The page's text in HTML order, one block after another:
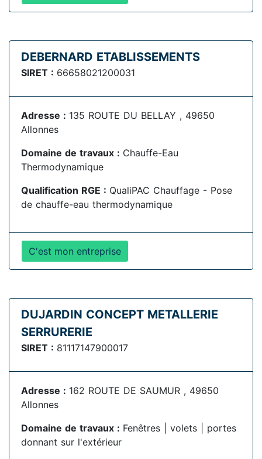
DEBERNARD ETABLISSEMENTS
SIRET : 66658021200031
Adresse : 135 ROUTE DU BELLAY , 49650
Allonnes
Domaine de travaux : Chauffe-Eau
Thermodynamique
Qualification RGE : QualiPAC Chauffage - Pose
de chauffe-eau thermodynamique
C'est mon entreprise
DUJARDIN CONCEPT METALLERIE
SERRURERIE
SIRET : 81117147900017
Adresse : 162 ROUTE DE SAUMUR , 49650
Allonnes
Domaine de travaux : Fenêtres | volets | portes
donnant sur l'extérieur